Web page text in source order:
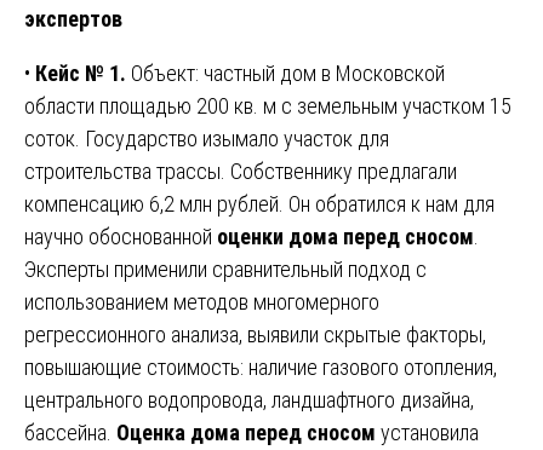
экспертов
• Кейс № 1. Объект: частный дом в Московской
области площадью 200 кв. м с земельным участком 15
соток. Государство изымало участок для
строительства трассы. Собственнику предлагали
компенсацию 6,2 млн рублей. Он обратился к нам для
научно обоснованной оценки дома перед сносом
Эксперты применили сравнительный подход с
использованием методов многомерного
регрессионного анализа, выявили скрытые факторы,
повышающие стоимость: наличие газового отопления,
центрального водопровода, ландшафтного дизайна,
бассейна. Оценка дома перед сносом установила